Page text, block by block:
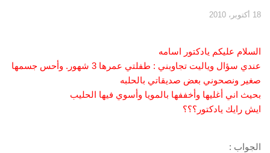
18 أكتوبر، 2010
السلام عليكم يادكتور اسامه
عندي سؤال وياليت تجاوبني : طفلتي عمرها 3 شهور. وأحس جسمها
صغير ونصحوني بعض صديقاتي بالحلبه
بحيث اني أغليها وأخففها بالمويا وأسوي فيها الحليب
ايش رايك يادكتور؟؟؟
الجواب :